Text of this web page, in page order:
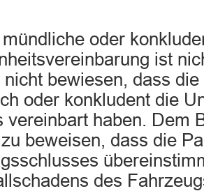
oder
ist
nicht bewiesen, dass
oder konkludent die
vereinbart haben. Dem
beweisen, dass die
des